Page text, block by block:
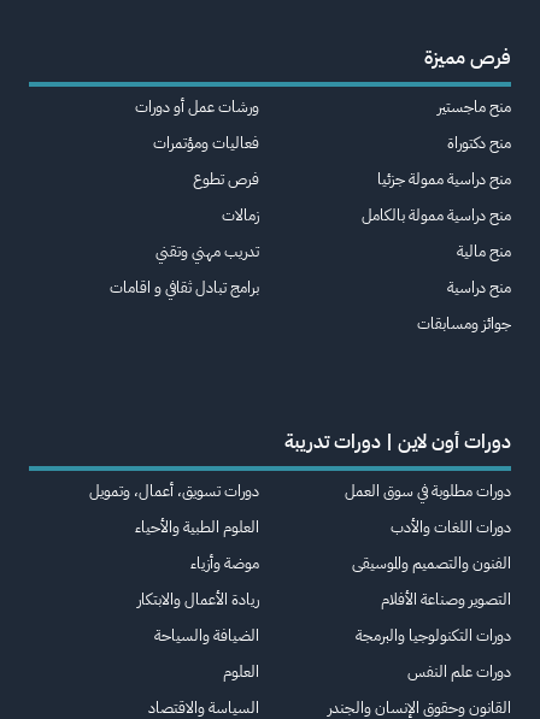
فرص مميزة
منح ماجستير
منح دكتوراة
منح دراسية ممولة جزئيا
منح دراسية ممولة بالكامل
منح مالية
منح دراسية
جوائز ومسابقات
ورشات عمل أو دورات
فعاليات ومؤتمرات
فرص تطوع
زمالات
تدريب مهني وتقني
برامج تبادل ثقافي و اقامات
دورات أون لاين | دورات تدريبة
دورات مطلوبة في سوق العمل
دورات اللغات والأدب
الفنون والتصميم والموسيقى
التصوير وصناعة الأفلام
دورات التكنولوجيا والبرمجة
دورات علم النفس
القانون وحقوق الإنسان والجندر
دورات تسويق، أعمال، وتمويل
العلوم الطبية والأحياء
موضة وأزياء
ريادة الأعمال والابتكار
الضيافة والسياحة
العلوم
السياسة والاقتصاد